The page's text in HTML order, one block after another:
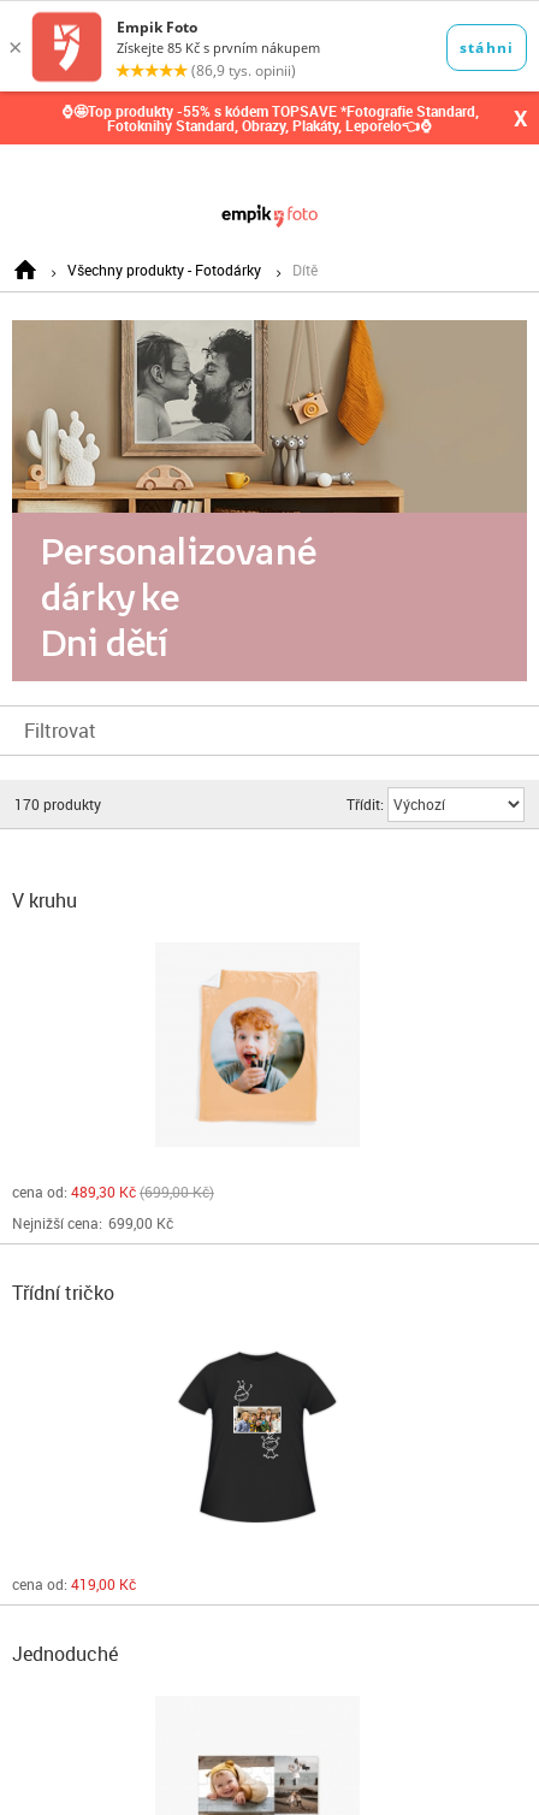
⌚🤩Top produkty -55% s kódem TOPSAVE *Fotografie Standard,
Fotoknihy Standard, Obrazy, Plakáty, Leporelo👈⌚ X
Všechny produkty - Fotodárky Dítě
Personalizované
dárky ke
Dni dětí
Filtrovat
170 produkty Třídit:
V kruhu
cena od: 489,30 Kč 699,00 Kč
Nejnižší cena: 699,00 Kč
Třídní tričko
cena od: 419,00 Kč
Jednoduché